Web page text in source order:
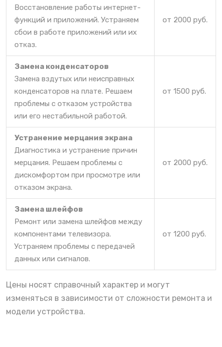
Восстановление работы интернет-
функций и приложений. Устраняем
сбои в работе приложений или их
отказ.
от 2000 руб.
Замена конденсаторов
Замена вздутых или неисправных
конденсаторов на плате. Решаем
проблемы с отказом устройства
или его нестабильной работой.
от 1500 руб.
Устранение мерцания экрана
Диагностика и устранение причин
мерцания. Решаем проблемы с
дискомфортом при просмотре или
отказом экрана.
от 2000 руб.
Замена шлейфов
Ремонт или замена шлейфов между
компонентами телевизора.
Устраняем проблемы с передачей
данных или сигналов.
от 1200 руб.
Цены носят справочный характер и могут
изменяться в зависимости от сложности ремонта и
модели устройства.